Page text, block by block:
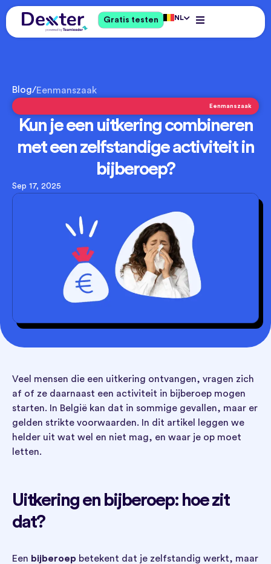
Gratis testen NL
Blog/Eenmanszaak
Eenmanszaak
Kun je een uitkering combineren
met een zelfstandige activiteit in
bijberoep?
Sep 17, 2025
Veel mensen die een uitkering ontvangen, vragen zich
af of ze daarnaast een activiteit in bijberoep mogen
starten. In België kan dat in sommige gevallen, maar er
gelden strikte voorwaarden. In dit artikel leggen we
helder uit wat wel en niet mag, en waar je op moet
letten.
Uitkering en bijberoep: hoe zit
dat?
Een bijberoep betekent dat je zelfstandig werkt, maar